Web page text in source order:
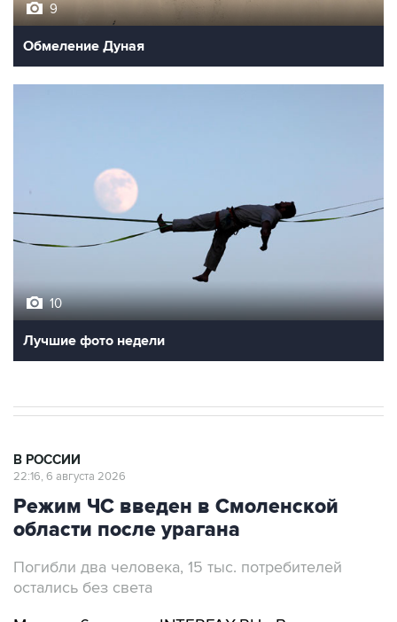
9
Обмеление Дуная
10
Лучшие фото недели
В РОССИИ
22:16, 6 августа 2026
Режим ЧС введен в Смоленской
области после урагана
Погибли два человека, 15 тыс. потребителей
остались без света